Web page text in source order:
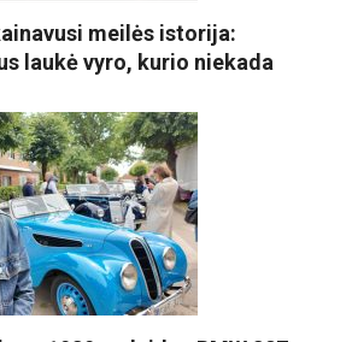
meilės istorija:
laukė vyro, kurio niekada